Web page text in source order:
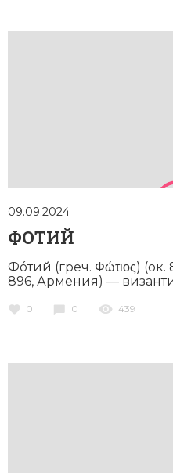
09.09.2024
ФОТИЙ
Фóтий (греч. Φώτιος)
896, Армения) —
0 0 439